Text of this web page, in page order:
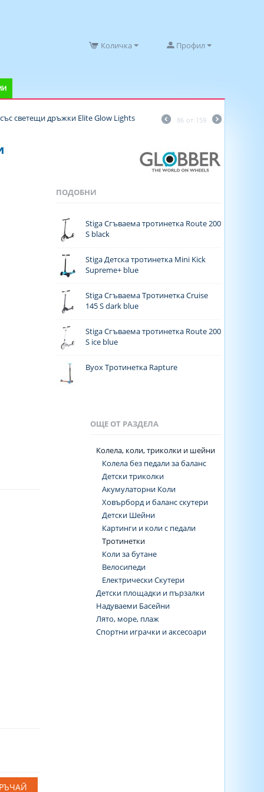
Профил
Количка
светещи дръжки Elite Glow Lights 86 от 159
ПОДОБНИ
Stiga Сгъваема тротинетка Route 200
S black
Stiga Детска тротинетка Mini Kick
Supreme+ blue
Stiga Сгъваема Тротинетка Cruise
145 S dark blue
Stiga Сгъваема тротинетка Route 200
S ice blue
Byox Тротинетка Rapture
ОЩЕ ОТ РАЗДЕЛА
Колела, коли, триколки и шейни
Колела без педали за баланс
Детски триколки
Акумулаторни Коли
Ховърборд и баланс скутери
Детски Шейни
Картинги и коли с педали
Тротинетки
Коли за бутане
Велосипеди
Електрически Скутери
Детски площадки и пързалки
Надуваеми Басейни
Лято, море, плаж
Спортни играчки и аксесоари